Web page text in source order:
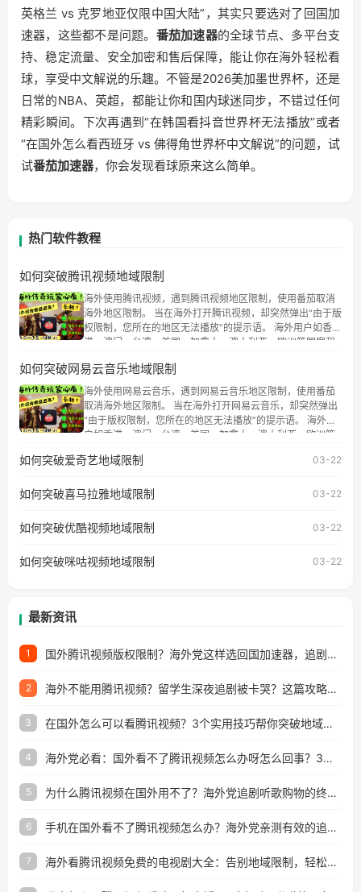
英格兰 vs 克罗地亚仅限中国大陆”，其实只要选对了回国加
速器，这些都不是问题。 番茄加速器的全球节点、多平台支
持、稳定流量、安全加密和售后保障，能让你在海外轻松看
球，享受中文解说的乐趣。不管是2026美加墨世界杯，还是
日常的NBA、英超，都能让你和国内球迷同步，不错过任何
精彩瞬间。下次再遇到“在韩国看抖音世界杯无法播放”或者
“在国外怎么看西班牙 vs 佛得角世界杯中文解说”的问题，试
试番茄加速器，你会发现看球原来这么简单。
热门软件教程
如何突破腾讯视频地域限制
海外使用腾讯视频，遇到腾讯视频地区限制，使用番茄取消
海外地区限制。 当在海外打开腾讯视频，却突然弹出“由于版
权限制，您所在的地区无法播放”的提示语。 海外用户如香
港、澳门、台湾、美国、加拿大、澳大利亚、欧洲等国家和
权限制问题，且仅能在中国大陆地区播放。 遇到这个问题的
朋友们，使用番茄回国加速器，即可解决「海外用户收听腾
讯视频地区版权限制」的问题，无论人在香港、澳门、台
湾、美国、加拿大、澳大利亚、欧洲等国家和地区工作、留
学、定居等，都可以使用，不再因地区和版权限制所困扰。
如何突破网易云音乐地域限制
海外使用网易云音乐，遇到网易云音乐地区限制，使用番茄
取消海外地区限制。 当在海外打开网易云音乐，却突然弹出
“由于版权限制，您所在的地区无法播放”的提示语。 海外用
户如香港、澳门、台湾、美国、加拿大、澳大利亚、欧洲等
地区及版权限制问题，且仅能在中国大陆地区播放。 遇到这
户收听网易云音乐地区版权限制」的问题，无论人在香港、
工作、留学、定居等，都可以使用，不再因地区和版权限制
所困扰。
如何突破爱奇艺地域限制 03-22
如何突破喜马拉雅地域限制 03-22
如何突破优酷视频地域限制 03-22
如何突破咪咕视频地域限制 03-22
最新资讯
1 国外腾讯视频版权限制？海外党这样选回国加速器，追剧听歌办事全搞定
2 海外不能用腾讯视频？留学生深夜追剧被卡哭？这篇攻略帮你一键回国看剧听歌
3 在国外怎么可以看腾讯视频？3个实用技巧帮你突破地域限制（附避坑指南）
4 海外党必看：国外看不了腾讯视频怎么办呀怎么回事？3步解决地区限制
5 为什么腾讯视频在国外用不了？海外党追剧听歌购物的终极解决方案
6 手机在国外看不了腾讯视频怎么办？海外党亲测有效的追剧自由指南
7 海外看腾讯视频免费的电视剧大全：告别地域限制，轻松追剧的实用指南